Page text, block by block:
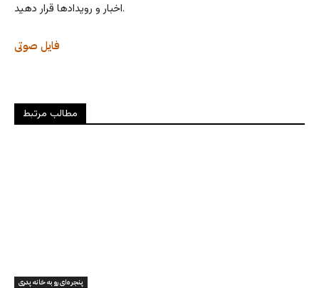
اخبار و رویدادها قرار دهید.
فایل صوتی
مطالب مرتبط
پنجره‌ای رو به خانه پدری